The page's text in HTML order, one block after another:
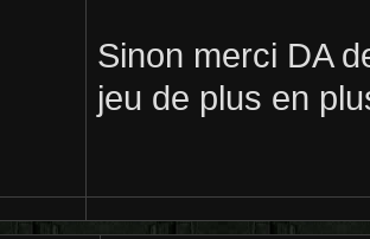
Sinon merci DA
jeu de plus en